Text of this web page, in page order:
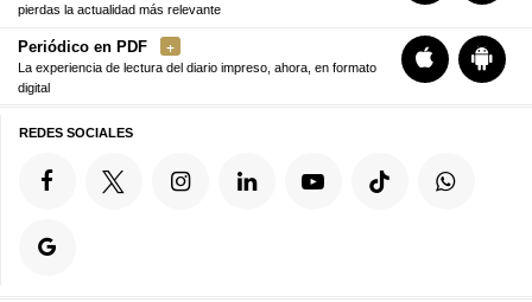
pierdas la actualidad más relevante
Periódico en PDF
La experiencia de lectura del diario impreso, ahora, en formato
digital
REDES SOCIALES